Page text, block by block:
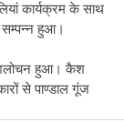
कार्यक्रम के साथ
सम्पन्न हुआ।
कैशलोचन हुआ। कैश
से पाण्डाल गूंज